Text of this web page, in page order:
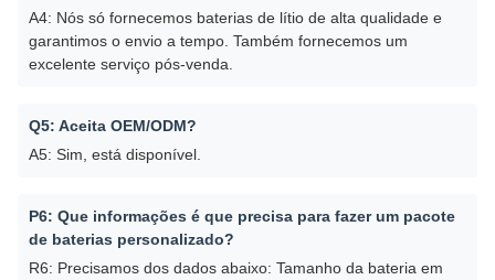
A4: Nós só fornecemos baterias de lítio de alta qualidade e
garantimos o envio a tempo. Também fornecemos um
excelente serviço pós-venda.
Q5: Aceita OEM/ODM?
A5: Sim, está disponível.
P6: Que informações é que precisa para fazer um pacote
de baterias personalizado?
R6: Precisamos dos dados abaixo: Tamanho da bateria em